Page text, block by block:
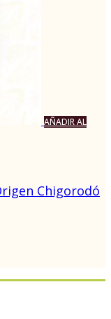
AÑADIR AL
Chigorodó